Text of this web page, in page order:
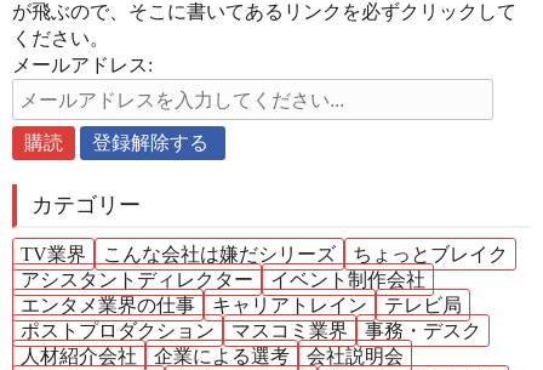
が飛ぶので、そこに書いてあるリンクを必ずクリックして
ください。
メールアドレス:
カテゴリー
TV業界 こんな会社は嫌だシリーズ
ちょっとブレイク
アシスタントディレクター
イベント制作会社
エンタメ業界の仕事
キャリアトレイン
テレビ局
ポストプロダクション
マスコミ業界
事務・デスク
人材紹介会社
企業による選考
会社説明会